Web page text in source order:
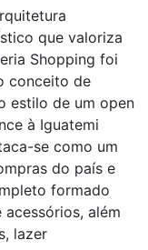
que valoriza
Shopping foi
conceito de
estilo de um open
à Iguatemi
se como um
do país e
formado
além
lazer